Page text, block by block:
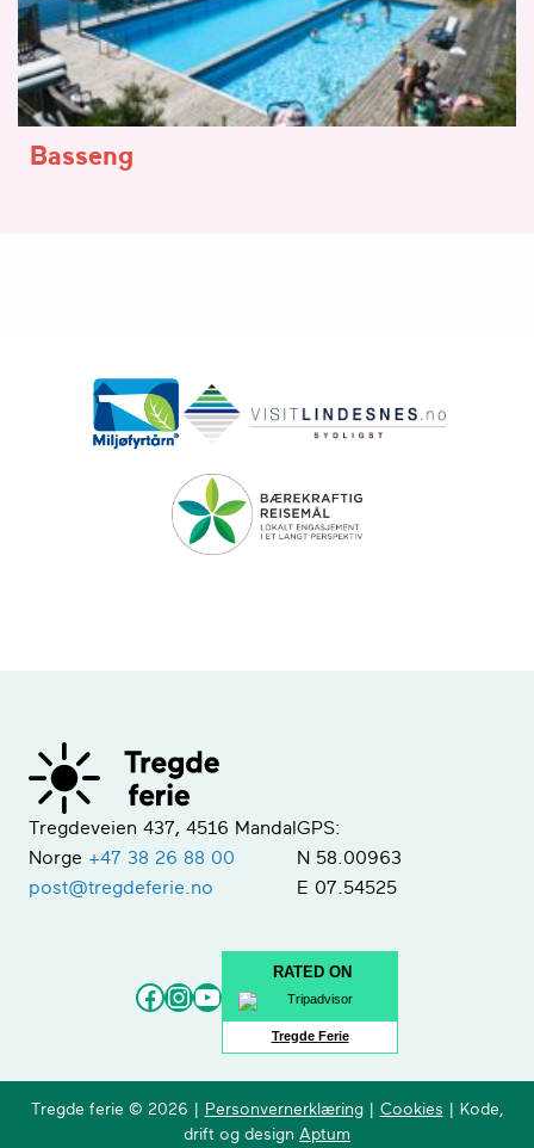
Basseng
Tregdeveien 437, 4516 Mandal
Norge +47 38 26 88 00
post@tregdeferie.no
GPS:
N 58.00963
E 07.54525
Facebook
Instagram
YouTube
RATED ON
Tregde Ferie
Tregde ferie © 2026 | Personvernerklæring| Cookies | Kode,
drift og design Aptum